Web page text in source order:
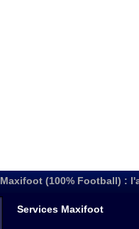
Maxifoot (100% Football) :
Services Maxifoot